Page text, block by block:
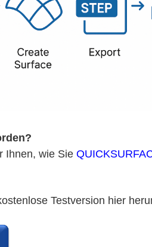
Ihnen, wie Sie
Testversion hier